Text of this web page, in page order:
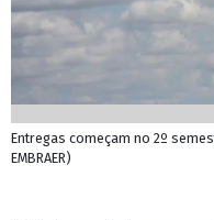
Entregas começam no 2º
EMBRAER)